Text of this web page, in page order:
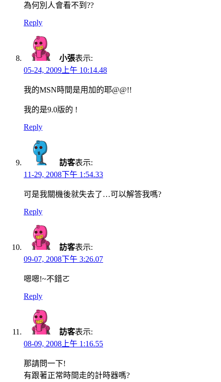
為何別人會看不到??
Reply
小張表示:
05-24, 2009上午 10:14.48
我的MSN時間是用加的耶@@!!
我的是9.0版的 !
Reply
訪客表示:
11-29, 2008下午 1:54.33
可是我關機後就失去了…可以解答我嗎?
Reply
訪客表示:
09-07, 2008下午 3:26.07
嗯嗯!~不錯ㄛ
Reply
訪客表示:
08-09, 2008上午 1:16.55
那請問一下!
有跟著正常時間走的計時器嗎?